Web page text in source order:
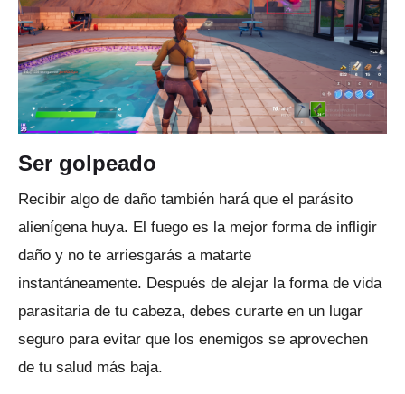
Ser golpeado
Recibir algo de daño también hará que el parásito
alienígena huya. El fuego es la mejor forma de infligir
daño y no te arriesgarás a matarte
instantáneamente. Después de alejar la forma de vida
parasitaria de tu cabeza, debes curarte en un lugar
seguro para evitar que los enemigos se aprovechen
de tu salud más baja.